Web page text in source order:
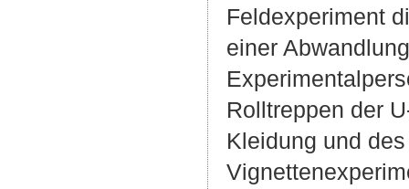
Feldexperiment
einer
Rolltreppen der
Kleidung und